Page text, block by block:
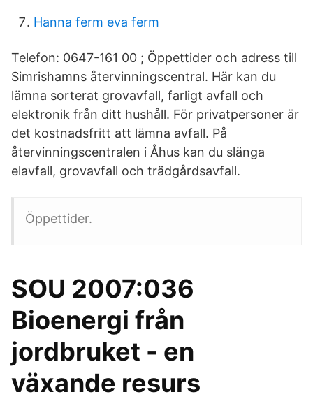
Hanna ferm eva ferm
Telefon: 0647-161 00 ; Öppettider och adress till
Simrishamns återvinningscentral. Här kan du
lämna sorterat grovavfall, farligt avfall och
elektronik från ditt hushåll. För privatpersoner är
det kostnadsfritt att lämna avfall. På
återvinningscentralen i Åhus kan du slänga
elavfall, grovavfall och trädgårdsavfall.
Öppettider.
SOU 2007:036
Bioenergi från
jordbruket - en
växande resurs